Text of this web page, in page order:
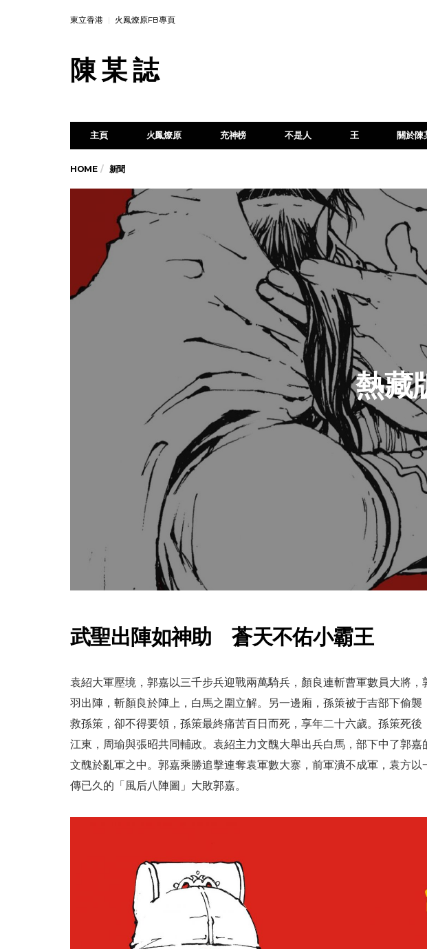
東立香港 火鳳燎原FB專頁
陳 某 誌
主頁 火鳳燎原 充神榜 不是人 王 關於陳
HOME 新聞
熱藏
武聖出陣如神助 蒼天不佑小霸王
袁紹大軍壓境，郭嘉以三千步兵迎戰兩萬騎兵，顏良連斬曹軍數員大將
羽出陣，斬顏良於陣上，白馬之圍立解。另一邊廂，孫策被于吉部下偷
救孫策，卻不得要領，孫策最終痛苦百日而死，享年二十六歲。孫策死
江東，周瑜與張昭共同輔政。袁紹主力文醜大舉出兵白馬，部下中了郭
文醜於亂軍之中。郭嘉乘勝追擊連奪袁軍數大寨，前軍潰不成軍，袁方
傳已久的「風后八陣圖」大敗郭嘉。